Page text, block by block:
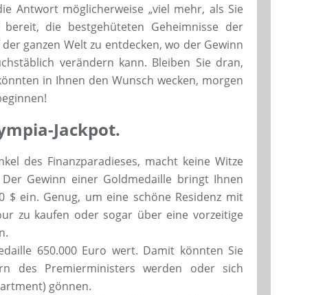
Antwort möglicherweise „viel mehr, als Sie
bereit, die bestgehüteten Geheimnisse der
ganzen Welt zu entdecken, wo der Gewinn
verändern kann. Bleiben Sie dran,
in Ihnen den Wunsch wecken, morgen
Jackpot.
des Finanzparadieses, macht keine Witze
Gewinn einer Goldmedaille bringt Ihnen
$ ein. Genug, um eine schöne Residenz mit
zu kaufen oder sogar über eine vorzeitige
650.000 Euro wert. Damit könnten Sie
des Premierministers werden oder sich
gönnen.